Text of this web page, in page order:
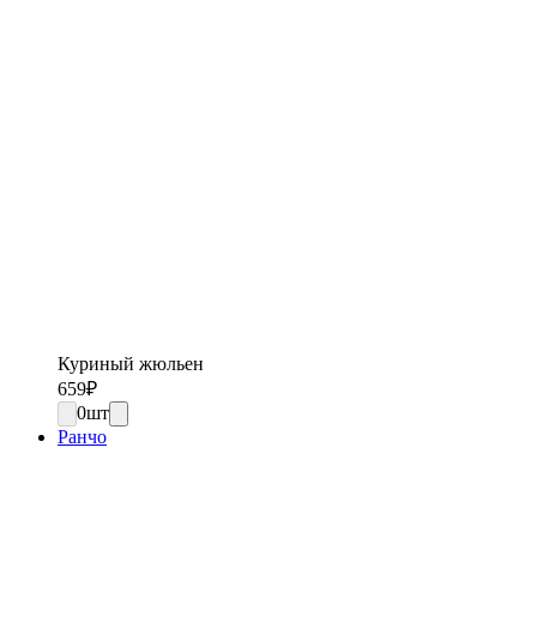
Куриный жюльен
659₽
0шт
Ранчо